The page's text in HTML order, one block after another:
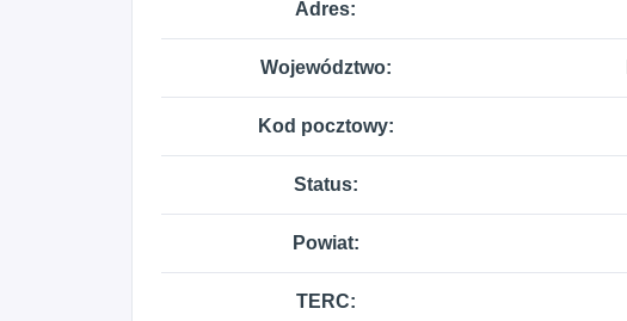
Adres:
Województwo:
Kod pocztowy:
Status:
Powiat:
TERC: